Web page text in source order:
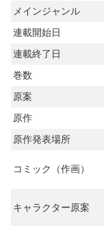
メインジャンル
連載開始日
連載終了日
巻数
原案
原作
原作発表場所
コミック（作画）
キャラクター原案